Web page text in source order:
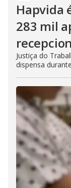
Hapvida
283 mil
Justiça do
dispensa